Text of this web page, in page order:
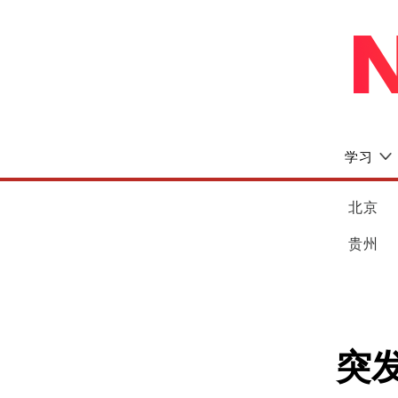
学习
北京
贵州
突